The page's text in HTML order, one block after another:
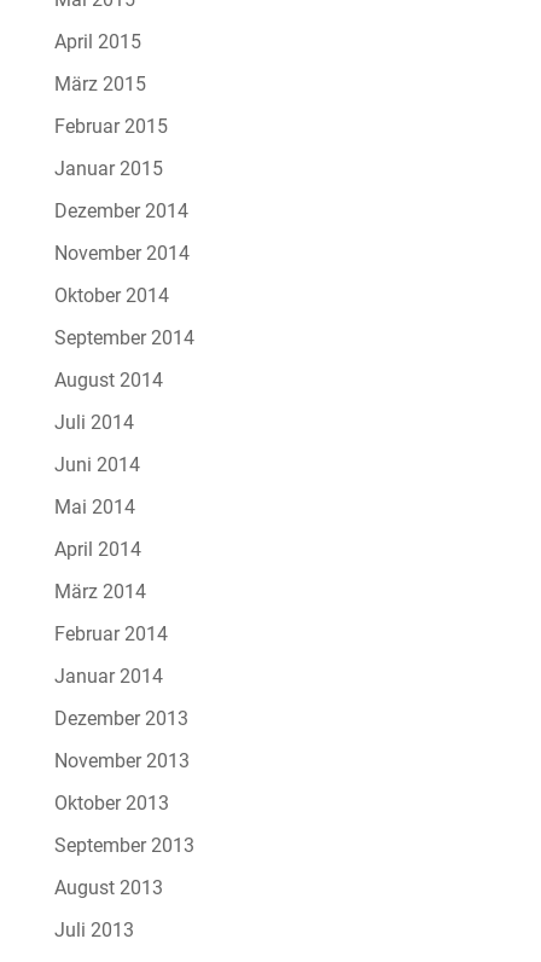
April 2015
März 2015
Februar 2015
Januar 2015
Dezember 2014
November 2014
Oktober 2014
September 2014
August 2014
Juli 2014
Juni 2014
Mai 2014
April 2014
März 2014
Februar 2014
Januar 2014
Dezember 2013
November 2013
Oktober 2013
September 2013
August 2013
Juli 2013